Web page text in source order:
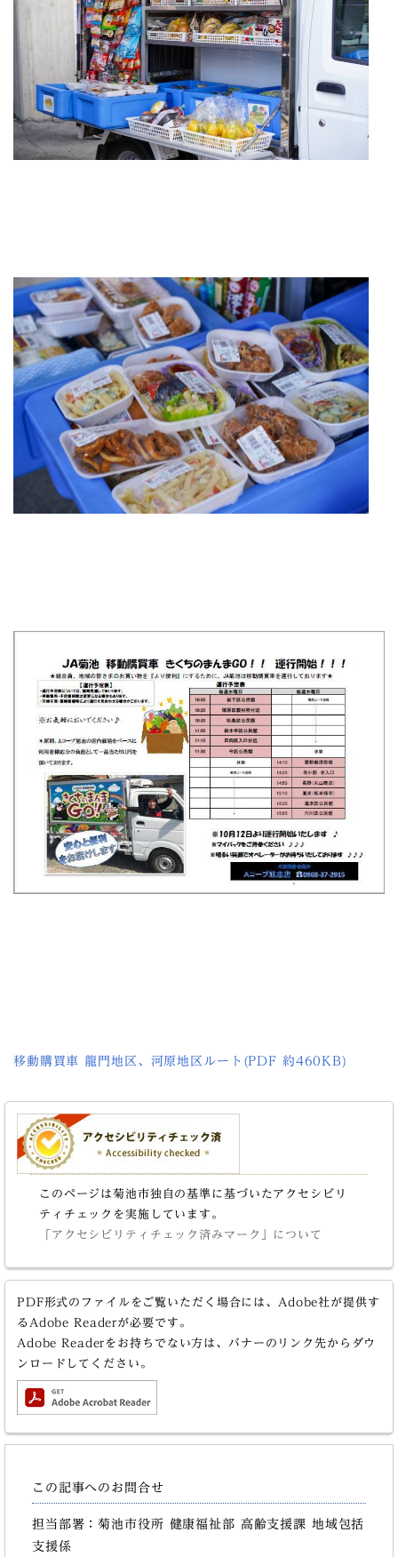
移動購買車 龍門地区、河原地区ルート(PDF 約460KB)
このページは菊池市独自の基準に基づいたアクセシビリ
ティチェックを実施しています。
「アクセシビリティチェック済みマーク」について
PDF形式のファイルをご覧いただく場合には、Adobe社が提供す
るAdobe Readerが必要です。
Adobe Readerをお持ちでない方は、バナーのリンク先からダウ
ンロードしてください。
この記事へのお問合せ
担当部署：菊池市役所 健康福祉部 高齢支援課 地域包括
支援係